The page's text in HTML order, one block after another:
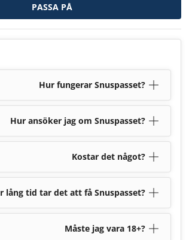
PASSA PÅ
Hur fungerar Snuspasset?
Hur ansöker jag om Snuspasset?
Kostar det något?
lång tid tar det att få Snuspasset?
Måste jag vara 18+?